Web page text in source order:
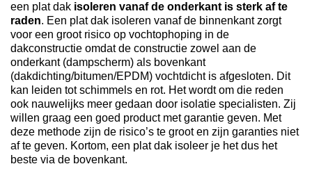
een plat dak isoleren vanaf de onderkant is sterk af te
raden. Een plat dak isoleren vanaf de binnenkant zorgt
voor een groot risico op vochtophoping in de
dakconstructie omdat de constructie zowel aan de
onderkant (dampscherm) als bovenkant
(dakdichting/bitumen/EPDM) vochtdicht is afgesloten. Dit
kan leiden tot schimmels en rot. Het wordt om die reden
ook nauwelijks meer gedaan door isolatie specialisten. Zij
willen graag een goed product met garantie geven. Met
deze methode zijn de risico’s te groot en zijn garanties niet
af te geven. Kortom, een plat dak isoleer je het dus het
beste via de bovenkant.